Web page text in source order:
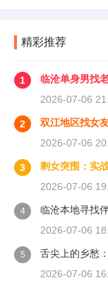
精彩推荐
1
临沧单身男找
2026-07-06
2
双江地区找女
2026-07-06
3
剩女突围：实
2026-07-06
4
临沧本地寻找
2026-07-06
5
舌尖上的乡愁
2026-07-06